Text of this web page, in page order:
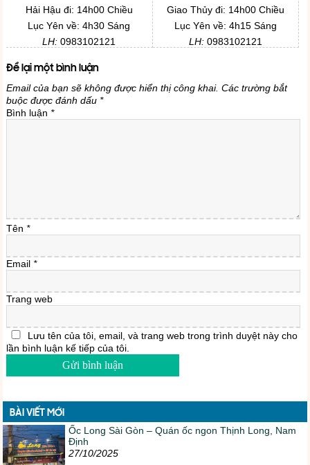
Hải Hậu đi: 14h00 Chiều
Lục Yên về: 4h30 Sáng
LH:0983102121
Giao Thủy đi: 14h00 Chiều
Lục Yên về: 4h15 Sáng
LH:0983102121
Để lại một bình luận
Email của bạn sẽ không được hiển thị công khai. Các trường bắt
buộc được đánh dấu *
Bình luận *
Tên *
Email *
Trang web
Lưu tên của tôi, email, và trang web trong trình duyệt này cho
lần bình luận kế tiếp của tôi.
BÀI VIẾT MỚI
Ốc Long Sài Gòn – Quán ốc ngon Thịnh Long, Nam
Định
27/10/2025